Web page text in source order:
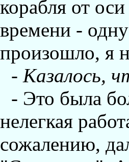
корабля от
времени -
произошло, я
- Казалось,
- Это была
нелегкая
сожалению,